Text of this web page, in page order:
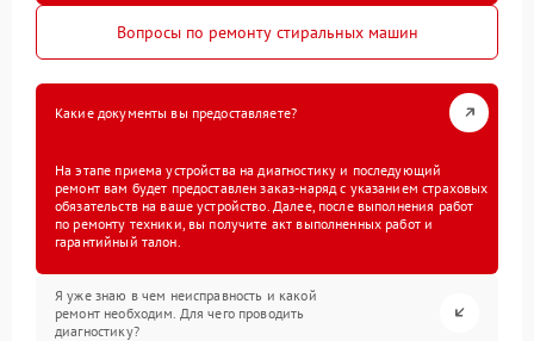
Вопросы по ремонту стиральных машин
Какие документы вы предоставляете?
На этапе приема устройства на диагностику и последующий
ремонт вам будет предоставлен заказ-наряд с указанием страховых
обязательств на ваше устройство. Далее, после выполнения работ
по ремонту техники, вы получите акт выполненных работ и
гарантийный талон.
Я уже знаю в чем неисправность и какой
ремонт необходим. Для чего проводить
диагностику?